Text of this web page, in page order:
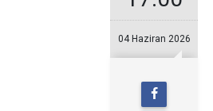
04 Haziran 2026